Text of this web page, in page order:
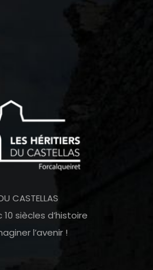
CASTELLAS
siècles d’histoire
l’avenir !